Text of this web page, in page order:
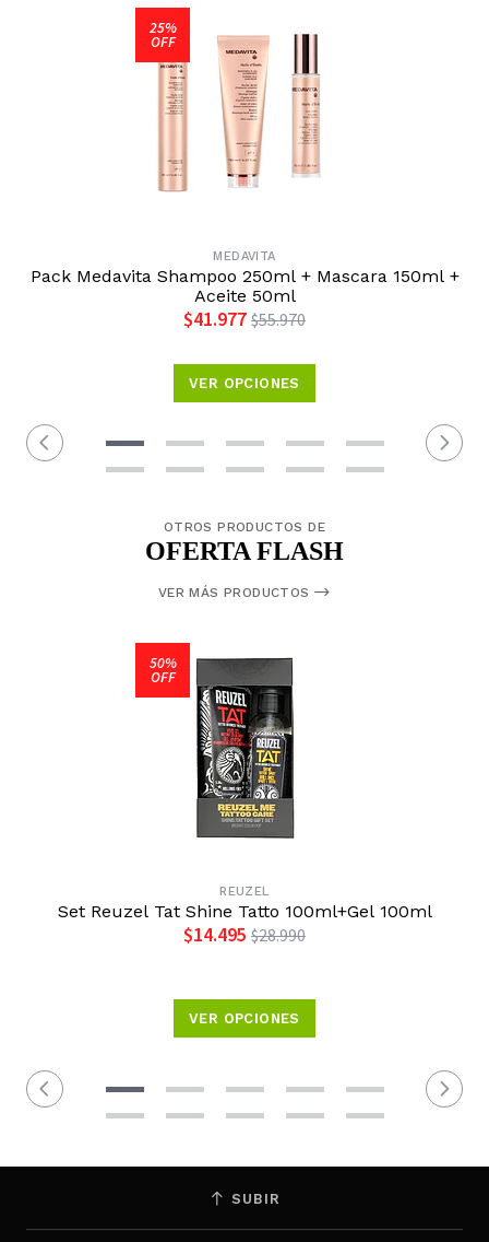
25%
OFF
MEDAVITA
Pack Medavita Shampoo 250ml + Mascara 150ml +
Aceite 50ml
$41.977 $55.970
VER OPCIONES
OTROS PRODUCTOS DE
OFERTA FLASH
VER MÁS PRODUCTOS
50%
OFF
REUZEL
Set Reuzel Tat Shine Tatto 100ml+Gel 100ml
$14.495 $28.990
VER OPCIONES
SUBIR